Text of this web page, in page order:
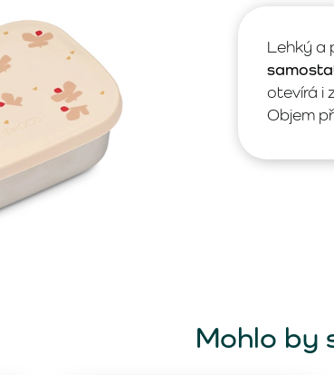
Lehký a
otevírá i
Objem
Mohlo by